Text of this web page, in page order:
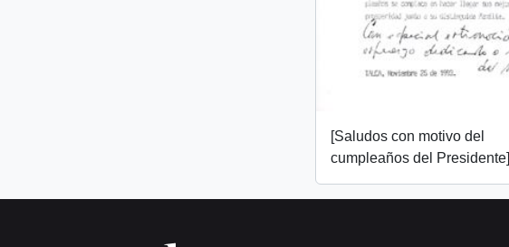
[Saludos con motivo del
cumpleaños del Presidente]